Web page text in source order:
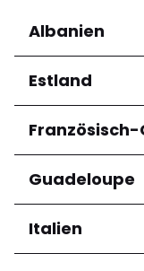
Albanien
Regionen
Qarku i
Estland
Regionen
Harju
Tartu
Regionen
Guadeloupe
Regionen
Italien